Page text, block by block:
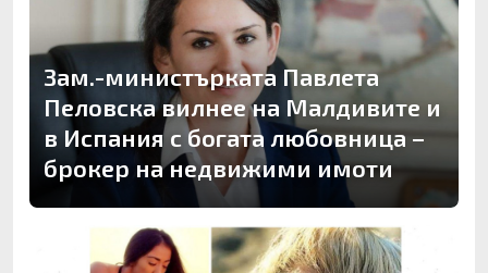
Зам.-министърката Павлета
Пеловска вилнее на Малдивите и
в Испания с богата любовница –
брокер на недвижими имоти